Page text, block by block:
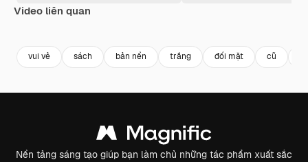
Video liên quan
vui vẻ sách bản nền trắng đối mặt cũ
Nền tảng sáng tạo giúp bạn làm chủ những tác phẩm xuất sắc